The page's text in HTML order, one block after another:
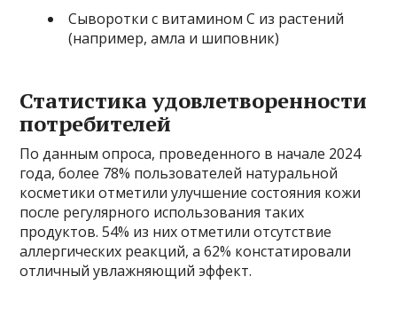
Сыворотки с витамином C из растений
(например, амла и шиповник)
Статистика удовлетворенности
потребителей
По данным опроса, проведенного в начале 2024
года, более 78% пользователей натуральной
косметики отметили улучшение состояния кожи
после регулярного использования таких
продуктов. 54% из них отметили отсутствие
аллергических реакций, а 62% констатировали
отличный увлажняющий эффект.